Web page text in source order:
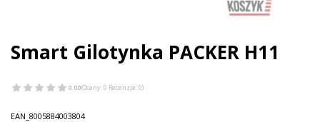
Smart Gilotynka PACKER H11
0.00(Oceny: 0 Recenzje: 0)
EAN_8005884003804